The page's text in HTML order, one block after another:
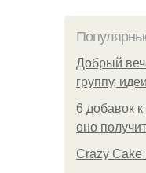
Добрый
группу,
6 добавок
оно
Crazy